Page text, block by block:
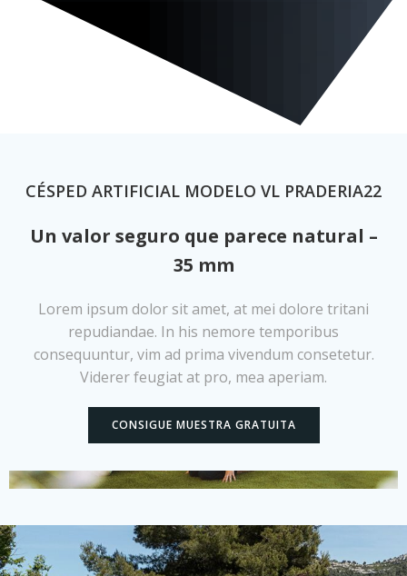
CÉSPED ARTIFICIAL MODELO VL PRADERIA22
Un valor seguro que parece natural –
35 mm
Lorem ipsum dolor sit amet, at mei dolore tritani
repudiandae. In his nemore temporibus
consequuntur, vim ad prima vivendum consetetur.
Viderer feugiat at pro, mea aperiam.
CONSIGUE MUESTRA GRATUITA